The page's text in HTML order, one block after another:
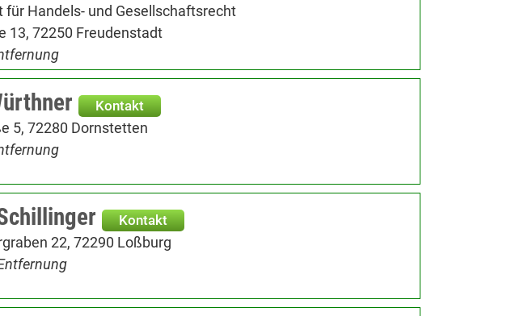
für Handels- und Gesellschaftsrecht
13, 72250 Freudenstadt
Kontakt
5, 72280 Dornstetten
Kontakt
22, 72290 Loßburg